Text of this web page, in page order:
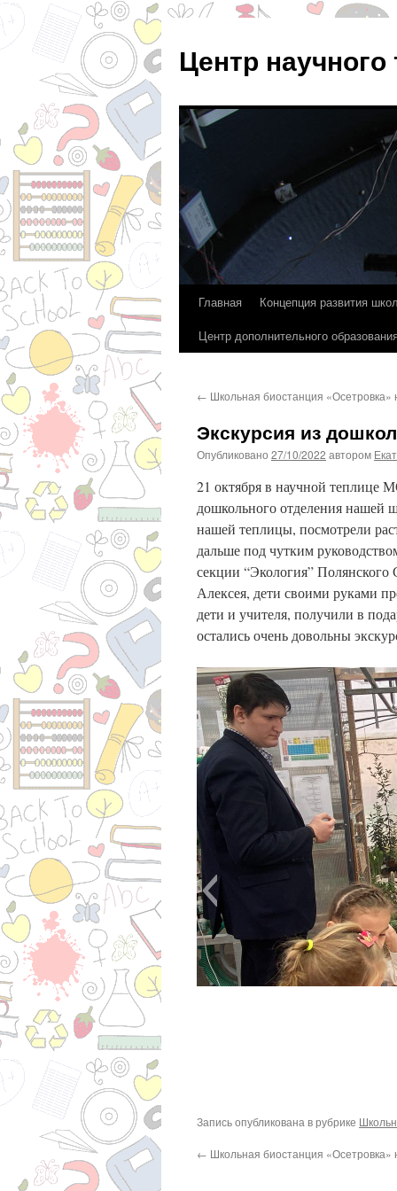
Центр научного
Перейти
Главная Концепция развития
Центр дополнительного
← Школьная биостанция «Осетровка»
Экскурсия из
Опубликовано 27/10/2022 автором
21 октября в научной теплице
дошкольного отделения нашей
нашей теплицы, посмотрели
дальше под чутким
секции “Экология”
Алексея, дети своими руками
дети и учителя, получили в
остались очень довольны
Запись опубликована в рубрике
← Школьная биостанция «Осетровка»